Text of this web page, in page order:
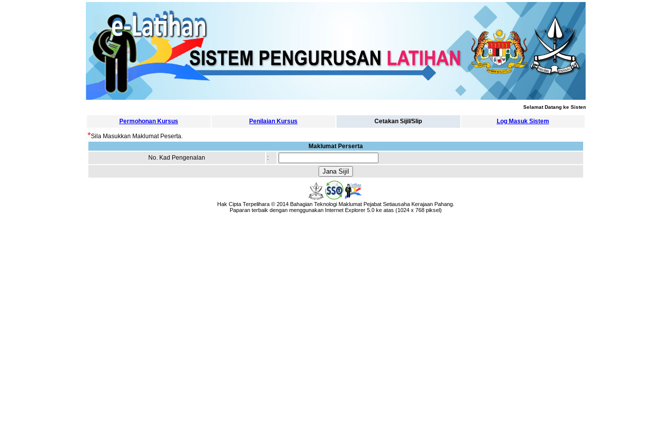
Selamat Datang ke Sistem Pengurusan Latihan
Permohonan Kursus Penilaian Kursus Cetakan Sijil/Slip Log Masuk Sistem
*Sila Masukkan Maklumat Peserta.
Maklumat Perserta
No. Kad Pengenalan
:
Hak Cipta Terpelihara © 2014 Bahagian Teknologi Maklumat Pejabat Setiausaha Kerajaan Pahang.
Paparan terbaik dengan menggunakan Internet Explorer 5.0 ke atas (1024 x 768 piksel)